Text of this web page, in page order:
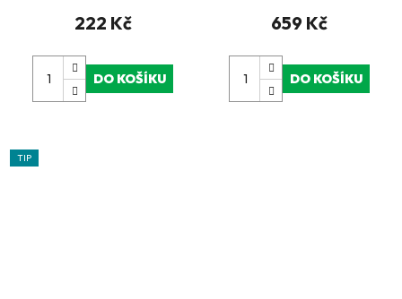
222 Kč
DO KOŠÍKU
659 Kč
DO KOŠÍKU
TIP